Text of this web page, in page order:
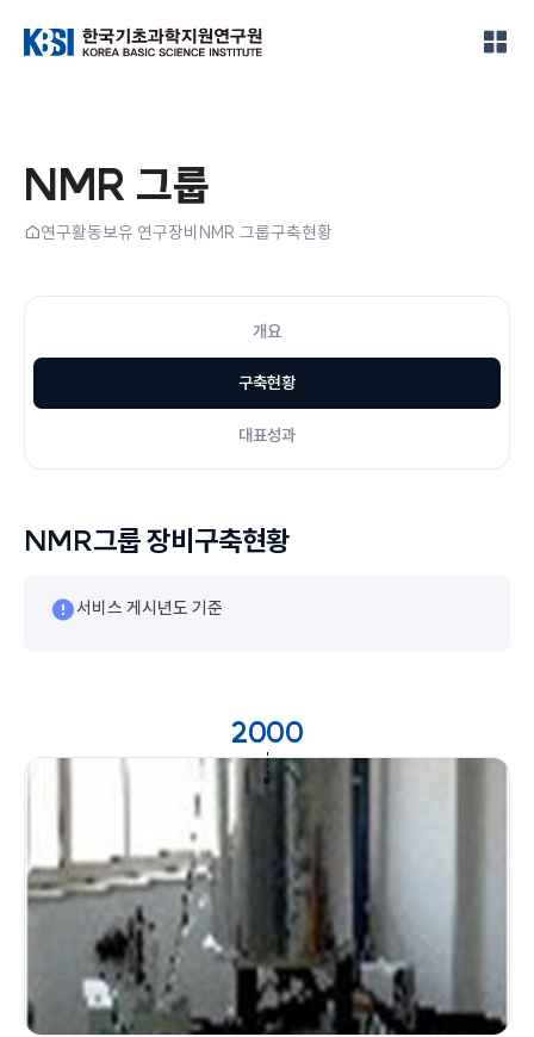
한국기초과학지원연구원
NMR 그룹
홈
연구활동보유 연구장비 NMR 그룹구축현황
개요
구축현황
대표성과
NMR그룹 장비구축현황
서비스 게시년도 기준
2000